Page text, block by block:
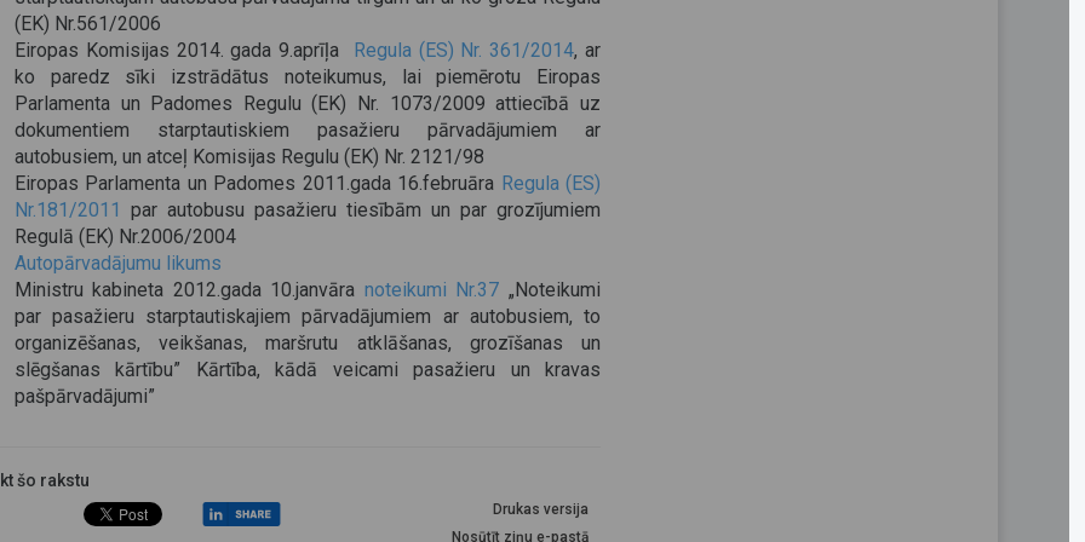
(EK) Nr.561/2006
Eiropas Komisijas 2014. gada 9.aprīļa Regula (ES) Nr. 361/2014, ar
ko paredz sīki izstrādātus noteikumus, lai piemērotu Eiropas
Parlamenta un Padomes Regulu (EK) Nr. 1073/2009 attiecībā uz
dokumentiem starptautiskiem pasažieru pārvadājumiem ar
autobusiem, un atceļ Komisijas Regulu (EK) Nr. 2121/98
Eiropas Parlamenta un Padomes 2011.gada 16.februāra Regula (ES)
Nr.181/2011 par autobusu pasažieru tiesībām un par grozījumiem
Regulā (EK) Nr.2006/2004
Autopārvadājumu likums
Ministru kabineta 2012.gada 10.janvāra noteikumi Nr.37 „Noteikumi
par pasažieru starptautiskajiem pārvadājumiem ar autobusiem, to
organizēšanas, veikšanas, maršrutu atklāšanas, grozīšanas un
slēgšanas kārtību” Kārtība, kādā veicami pasažieru un kravas
pašpārvadājumi”
šo rakstu
Drukas versija
Nosūtīt ziņu e-pastā